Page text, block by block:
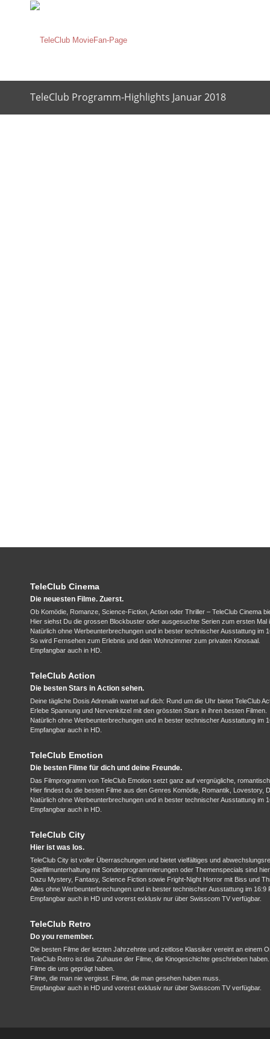
TeleClub Programm-Highlights Januar 2018
TeleClub Cinema
Die neuesten Filme. Zuerst.
Ob Komödie, Romanze, Science-Fiction, Action oder Thriller – TeleClub Cinema
Hier siehst Du die grossen Blockbuster oder ausgesuchte Serien zum ersten Mal
Natürlich ohne Werbeunterbrechungen und in bester technischer Ausstattung im
So wird Fernsehen zum Erlebnis und dein Wohnzimmer zum privaten Kinosaal.
Empfangbar auch in HD.
TeleClub Action
Die besten Stars in Action sehen.
Deine tägliche Dosis Adrenalin wartet auf dich: Rund um die Uhr bietet TeleClub
Erlebe Spannung und Nervenkitzel mit den grössten Stars in ihren besten Filmen.
Natürlich ohne Werbeunterbrechungen und in bester technischer Ausstattung im
Empfangbar auch in HD.
TeleClub Emotion
Die besten Filme für dich und deine Freunde.
Das Filmprogramm von TeleClub Emotion setzt ganz auf vergnügliche,
Hier findest du die besten Filme aus den Genres Komödie, Romantik, Lovestory,
Natürlich ohne Werbeunterbrechungen und in bester technischer Ausstattung im
Empfangbar auch in HD.
TeleClub City
Hier ist was los.
TeleClub City ist voller Überraschungen und bietet vielfältiges und
Spielfilmunterhaltung mit Sonderprogrammierungen oder Themenspecials sind
Dazu Mystery, Fantasy, Science Fiction sowie Fright-Night Horror mit Biss und
Alles ohne Werbeunterbrechungen und in bester technischer Ausstattung im
Empfangbar auch in HD und vorerst exklusiv nur über Swisscom TV verfügbar.
TeleClub Retro
Do you remember.
Die besten Filme der letzten Jahrzehnte und zeitlose Klassiker vereint an einem
TeleClub Retro ist das Zuhause der Filme, die Kinogeschichte geschrieben haben.
Filme die uns geprägt haben.
Filme, die man nie vergisst. Filme, die man gesehen haben muss.
Empfangbar auch in HD und vorerst exklusiv nur über Swisscom TV verfügbar.